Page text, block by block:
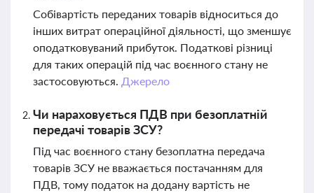
Собівартість переданих товарів відноситься до
інших витрат операційної діяльності, що зменшує
оподатковуваний прибуток. Податкові різниці
для таких операцій під час воєнного стану не
застосовуються. Джерело
Чи нараховується ПДВ при безоплатній
передачі товарів ЗСУ?
Під час воєнного стану безоплатна передача
товарів ЗСУ не вважається постачанням для
ПДВ, тому податок на додану вартість не